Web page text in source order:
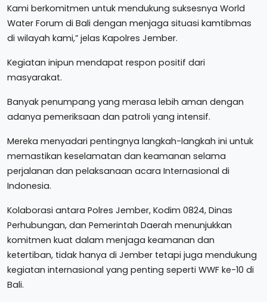
Kami berkomitmen untuk mendukung suksesnya World
Water Forum di Bali dengan menjaga situasi kamtibmas
di wilayah kami,” jelas Kapolres Jember.
Kegiatan inipun mendapat respon positif dari
masyarakat.
Banyak penumpang yang merasa lebih aman dengan
adanya pemeriksaan dan patroli yang intensif.
Mereka menyadari pentingnya langkah-langkah ini untuk
memastikan keselamatan dan keamanan selama
perjalanan dan pelaksanaan acara Internasional di
Indonesia.
Kolaborasi antara Polres Jember, Kodim 0824, Dinas
Perhubungan, dan Pemerintah Daerah menunjukkan
komitmen kuat dalam menjaga keamanan dan
ketertiban, tidak hanya di Jember tetapi juga mendukung
kegiatan internasional yang penting seperti WWF ke-10 di
Bali.